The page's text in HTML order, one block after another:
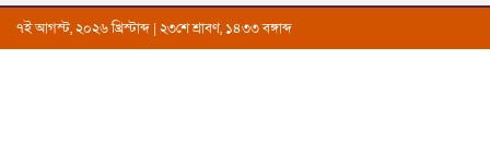
Skip৭ই আগস্ট, ২০২৬ খ্রিস্টাব্দ | ২৩শে শ্রাবণ, ১৪৩৩ বঙ্গাব্দ